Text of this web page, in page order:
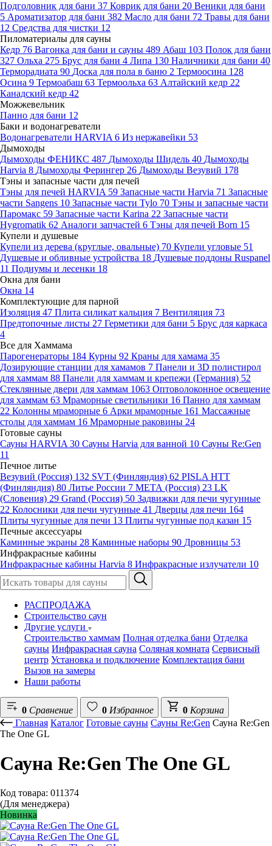
Подголовник для бани 37 Коврик для бани 20 Веники для бани
5 Ароматизатор для бани 382 Масло для бани 72 Травы для бани
12 Средства для чистки 12
Пиломатериалы для сауны
Кедр 76 Вагонка для бани и сауны 489 Абаш 103 Полок для бани
327 Ольха 275 Брус для бани 4 Липа 130 Наличники для бани 40
Терморадиата 90 Доска для пола в баню 2 Термоосина 128
Осина 9 Термоабаш 63 Термоольха 63 Алтайский кедр 22
Канадский кедр 42
Можжевельник
Панно для бани 12
Баки и водонагреватели
Водонагреватели HARVIA 6 Из нержавейки 53
Дымоходы
Дымоходы ФЕНИКС 487 Дымоходы Шидель 40 Дымоходы
Harvia 8 Дымоходы Ферингер 26 Дымоходы Везувий 178
Тэны и запасные части для печей
Тэны для печей HARVIA 59 Запасные части Harvia 71 Запасные
части Sangens 10 Запасные части Tylo 70 Тэны и запасные части
Паромакс 59 Запасные части Karina 22 Запасные части
Hygromatik 62 Аналоги запчастей 6 Тэны для печей Born 15
Купели и душевые
Купели из дерева (круглые, овальные) 70 Купели угловые 51
Душевые и обливные устройства 18 Душевые поддоны Ruspanel
11 Подиумы и лесенки 18
Окна для бани
Окна 14
Комплектующие для парной
Изоляция 47 Плита силикат кальция 7 Вентиляция 73
Предтопочные листы 27 Герметики для бани 5 Брус для каркаса
4
Все для Хаммама
Парогенераторы 184 Курны 92 Краны для хамама 35
Дозирующие станции для хамамов 7 Панели и 3D полистирол
для хаммам 88 Панели для хаммам и крепежи (Германия) 52
Стеклянные двери для хаммам 1063 Оптоволоконное освещение
для хаммам 63 Мраморные светильники 16 Панно для хаммам
22 Колонны мраморные 6 Арки мраморные 161 Массажные
столы для хаммам 16 Мраморные раковины 24
Готовые сауны
Сауны HARVIA 30 Сауны Harvia для ванной 10 Сауны Re:Gen
11
Печное литье
Везувий (Россия) 132 SVT (Финляндия) 62 PISLA HTT
(Финляндия) 80 Литье России 7 МЕТА (Россия) 23 LK
(Словения) 29 Grand (Россия) 50 Задвижки для печи чугунные
22 Колосники для печи чугунные 41 Дверцы для печи 164
Плиты чугунные для печи 13 Плиты чугунные под казан 15
Печные аксессуары
Каминные экраны 28 Каминные наборы 90 Дровницы 53
Инфракрасные кабины
Инфракрасные кабины Harvia 8 Инфракрасные излучатели 10
РАСПРОДАЖА
Строительство саун
Другие услуги
Строительство хаммам Полная отделка бани Отделка
сауны Инфракрасная сауна Соляная комната Сервисный
центр Установка и подключение Комплектация бани
Вызов на замеры
Наши работы
0 Сравнение 0 Избранное 0 Корзина
Главная Каталог Готовые сауны Сауны Re:Gen Сауна Re:Gen
The One GL
Сауна Re:Gen The One GL
Код товара: 011374
(Для менеджера)
Новинка